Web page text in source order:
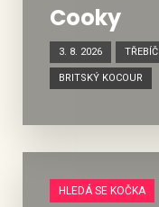
Cooky
3. 8. 2026 TŘEBÍČ
BRITSKÝ KOCOUR
HLEDÁ SE KOČKA